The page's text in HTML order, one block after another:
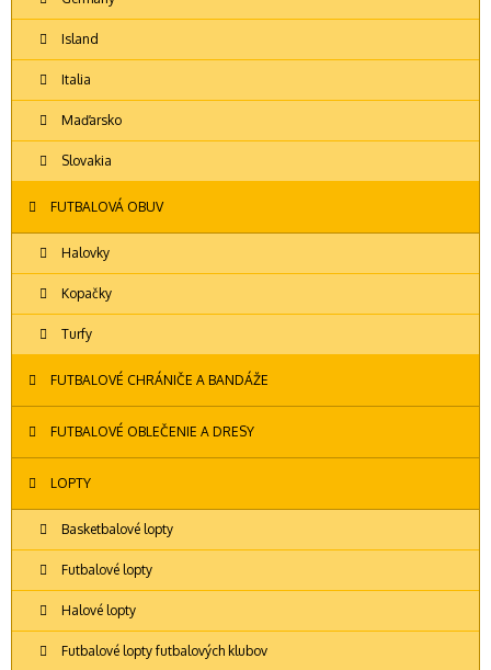
Island
Italia
Maďarsko
Slovakia
FUTBALOVÁ OBUV
Halovky
Kopačky
Turfy
FUTBALOVÉ CHRÁNIČE A BANDÁŽE
FUTBALOVÉ OBLEČENIE A DRESY
LOPTY
Basketbalové lopty
Futbalové lopty
Halové lopty
Futbalové lopty futbalových klubov